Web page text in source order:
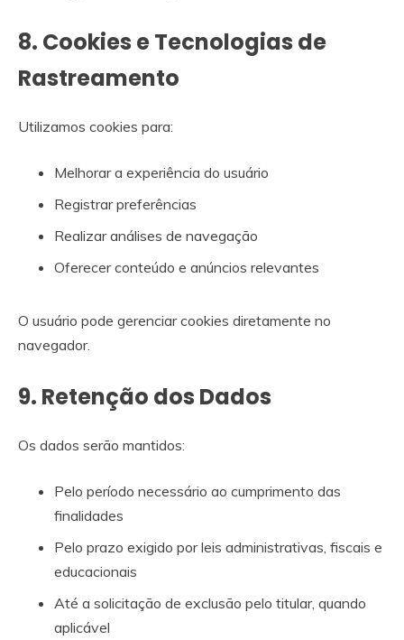
8. Cookies e Tecnologias de
Rastreamento
Utilizamos cookies para:
Melhorar a experiência do usuário
Registrar preferências
Realizar análises de navegação
Oferecer conteúdo e anúncios relevantes
O usuário pode gerenciar cookies diretamente no
navegador.
9. Retenção dos Dados
Os dados serão mantidos:
Pelo período necessário ao cumprimento das
finalidades
Pelo prazo exigido por leis administrativas, fiscais e
educacionais
Até a solicitação de exclusão pelo titular, quando
aplicável